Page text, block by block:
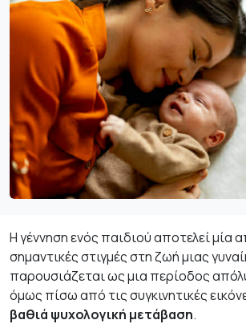
Η γέννηση ενός παιδιού αποτελεί μία
σημαντικές στιγμές στη ζωή μιας
παρουσιάζεται ως μια περίοδος
όμως πίσω από τις συγκινητικές
βαθιά ψυχολογική μετάβαση.